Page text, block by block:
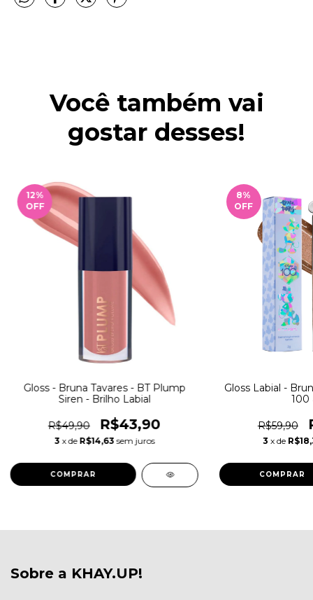
Você também vai
gostar desses!
12%
OFF
Gloss - Bruna Tavares - BT Plump
Siren - Brilho Labial
R$49,90 R$43,90
3 x de R$14,63 sem juros
8%
OFF
Gloss Labial -
100
R$59,90
3 x de
COMPRAR
Sobre a KHAY.UP!